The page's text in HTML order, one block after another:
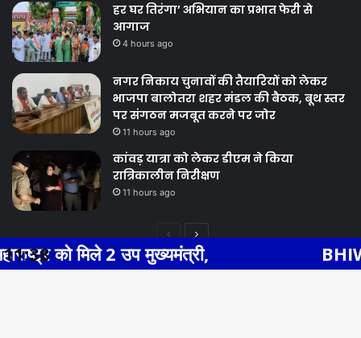
हर घर तिरंगा’ अभियान का प्रभात फेरी से
आगाज
4 hours ago
नगर निकाय चुनावों की तैयारियों को लेकर
भाजपा बालोतरा शहर मंडल की बैठक, बूथ स्तर
पर संगठन मजबूत करने पर जोर
11 hours ago
कांवड़ यात्रा को लेकर डीएम ने किया
रात्रिकालीन निरीक्षण
11 hours ago
Previous
page
Next
page
Facebook Twitter WhatsApp Telegram
उप मुख्यमंत्री, BHIWADI NEWS
11:38